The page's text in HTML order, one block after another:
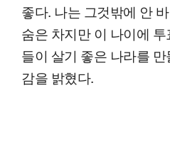
좋다. 나는 그것밖에 안
숨은 차지만 이 나이에
들이 살기 좋은 나라를
감을 밝혔다.